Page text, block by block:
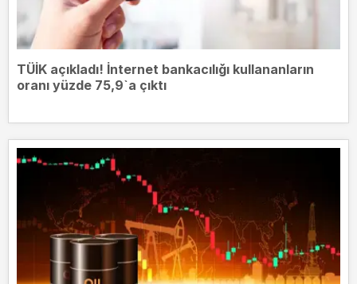
TÜİK açıkladı! İnternet bankacılığı kullananların
oranı yüzde 75,9`a çıktı